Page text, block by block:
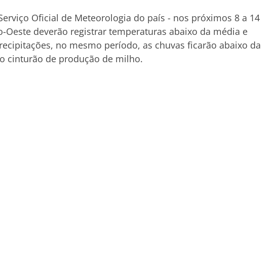
Oficial de Meteorologia do país - nos próximos 8 a 14
Oeste deverão registrar temperaturas abaixo da média e
no mesmo período, as chuvas ficarão abaixo da
cinturão de produção de milho.